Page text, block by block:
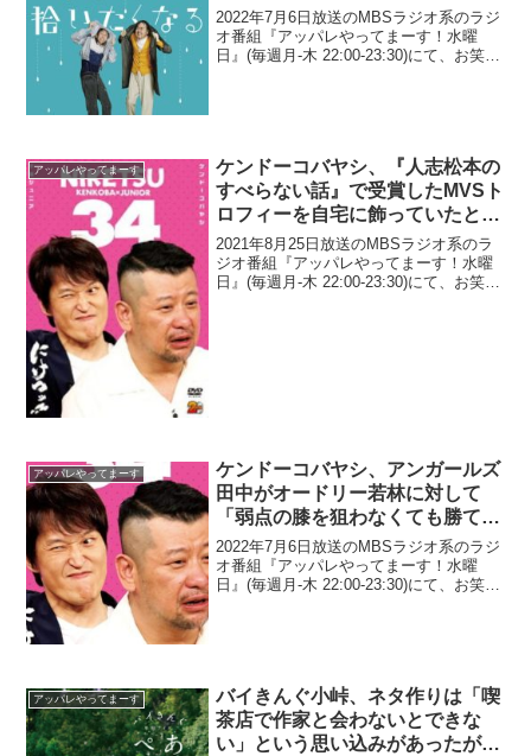
なく矢部にも謝罪の電話をしたと
告白
2022年7月6日放送のMBSラジオ系のラジ
オ番組『アッパレやってまーす！水曜
日』(毎週月-木 22:00-23:30)にて、お笑い
アッパレやってまーす
ケンドーコバヤシ、『人志松本の
すべらない話』で受賞したMVSト
ロフィーを自宅に飾っていたとこ
ろ思わぬ「弊害が出てきた」と告
白
2021年8月25日放送のMBSラジオ系のラ
ジオ番組『アッパレやってまーす！水曜
日』(毎週月-木 22:00-23:30)にて、お笑い
アッパレやってまーす
ケンドーコバヤシ、アンガールズ
田中がオードリー若林に対して
「弱点の膝を狙わなくても勝て
る」と豪語していることに苦言を
呈する理由
2022年7月6日放送のMBSラジオ系のラジ
オ番組『アッパレやってまーす！水曜
日』(毎週月-木 22:00-23:30)にて、お笑い
アッパレやってまーす
バイきんぐ小峠、ネタ作りは「喫
茶店で作家と会わないとできな
い」という思い込みがあったがリ